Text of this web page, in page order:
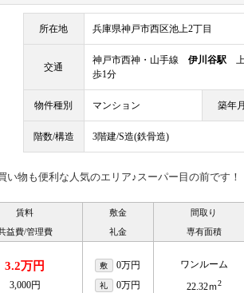
所在地 兵庫県神戸市西区池上2丁目
交通
神戸市西神・山手線 伊川谷駅上
歩1分
物件種別 マンション 築年月
階数/構造 3階建/S造(鉄骨造)
い物も便利な人気のエリア♪スーパー目の前です！
賃料
益費/管理費
敷金
礼金
間取り
専有面積
3.2万円
3,000円
敷 0万円
礼 0万円
ワンルーム
22.32ｍ2